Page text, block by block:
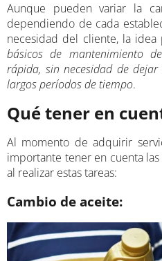
Aunque pueden variar la
dependiendo de cada
necesidad del cliente, la idea
básicos de mantenimiento
rápida, sin necesidad de
largos períodos de tiempo.
Qué tener en
Al momento de adquirir
importante tener en cuenta
al realizar estas tareas:
Cambio de aceite: